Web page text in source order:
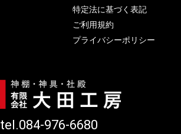
特定法に基づく表記
ご利用規約
プライバシーポリシー
tel.084-976-6680